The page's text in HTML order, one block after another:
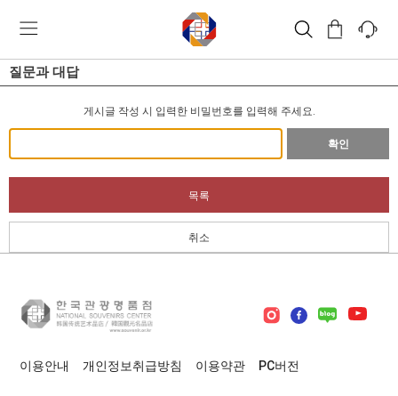
질문과 대답
게시글 작성 시 입력한 비밀번호를 입력해 주세요.
확인
목록
취소
이용안내 개인정보취급방침 이용약관 PC버전